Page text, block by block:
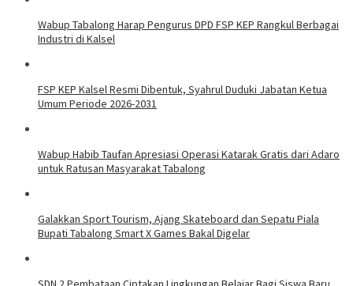
Wabup Tabalong Harap Pengurus DPD FSP KEP Rangkul Berbagai
Industri di Kalsel
FSP KEP Kalsel Resmi Dibentuk, Syahrul Duduki Jabatan Ketua
Umum Periode 2026-2031
Wabup Habib Taufan Apresiasi Operasi Katarak Gratis dari Adaro
untuk Ratusan Masyarakat Tabalong
Galakkan Sport Tourism, Ajang Skateboard dan Sepatu Piala
Bupati Tabalong Smart X Games Bakal Digelar